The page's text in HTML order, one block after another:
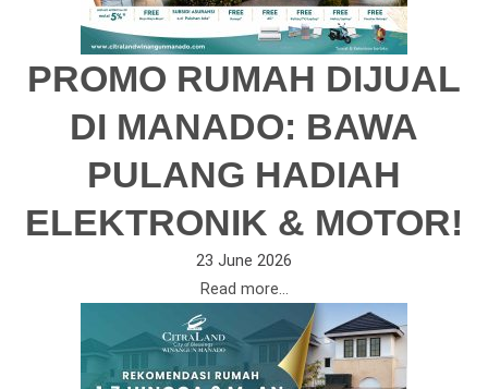
PROMO RUMAH DIJUAL
DI MANADO: BAWA
PULANG HADIAH
ELEKTRONIK & MOTOR!
23 June 2026
Read more...